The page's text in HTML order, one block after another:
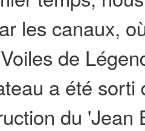
les canaux,
de
a été
du